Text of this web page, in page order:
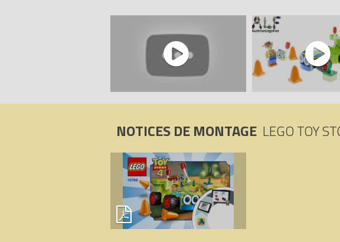
NOTICES DE MONTAGE LEGO TOY